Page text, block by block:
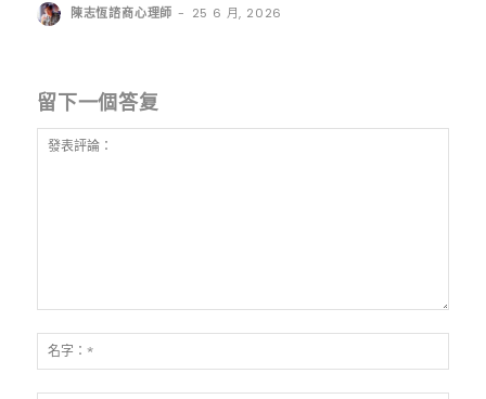
陳志恆諮商心理師 - 25 6 月, 2026
留下一個答复
表
評
論：
字：
*